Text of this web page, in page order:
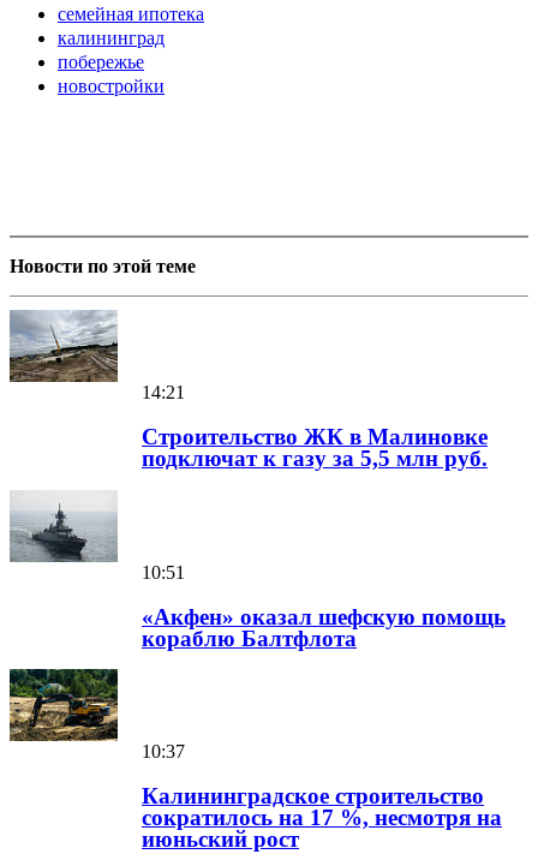
семейная ипотека
калининград
побережье
новостройки
Новости по этой теме
14:21
Строительство ЖК в Малиновке
подключат к газу за 5,5 млн руб.
10:51
«Акфен» оказал шефскую помощь
кораблю Балтфлота
10:37
Калининградское строительство
сократилось на 17 %, несмотря на
июньский рост